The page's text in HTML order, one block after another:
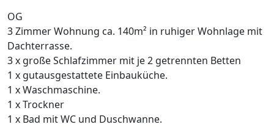
OG
3 Zimmer Wohnung ca. 140m² in ruhiger Wohnlage mit
Dachterrasse.
3 x große Schlafzimmer mit je 2 getrennten Betten
1 x gutausgestattete Einbauküche.
1 x Waschmaschine.
1 x Trockner
1 x Bad mit WC und Duschwanne.